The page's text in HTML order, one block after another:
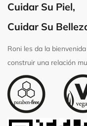
Cuidar Su Piel,
Cuidar Su
Roni les da la
construir una relación